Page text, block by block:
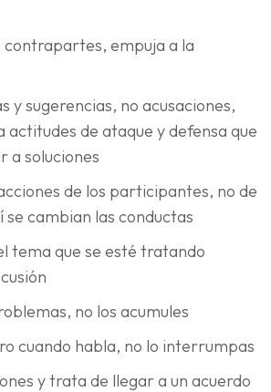
contrapartes, empuja a la
y sugerencias, no acusaciones,
actitudes de ataque y defensa que
a soluciones
de los participantes, no de
se cambian las conductas
tema que se esté tratando
no los acumules
cuando habla, no lo interrumpas
y trata de llegar a un acuerdo